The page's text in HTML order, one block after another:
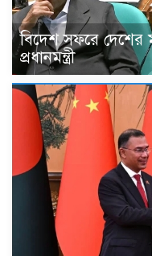
বিদেশ সফরে দেশের
প্রধানমন্ত্রী